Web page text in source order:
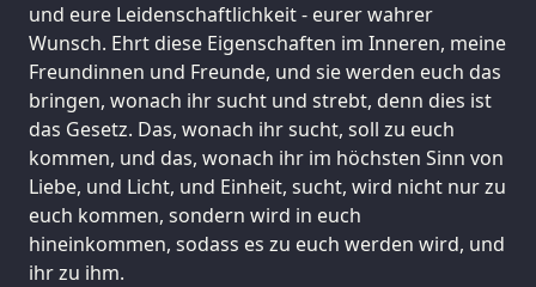
und eure Leidenschaftlichkeit - eurer wahrer
Wunsch. Ehrt diese Eigenschaften im Inneren, meine
Freundinnen und Freunde, und sie werden euch das
bringen, wonach ihr sucht und strebt, denn dies ist
das Gesetz. Das, wonach ihr sucht, soll zu euch
kommen, und das, wonach ihr im höchsten Sinn von
Liebe, und Licht, und Einheit, sucht, wird nicht nur zu
euch kommen, sondern wird in euch
hineinkommen, sodass es zu euch werden wird, und
ihr zu ihm.